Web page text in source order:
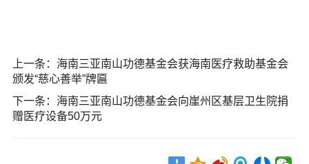
上一条： 海南三亚南山功德基金会获海南医疗救助基金会
颁发“慈心善举”牌匾
下一条： 海南三亚南山功德基金会向崖州区基层卫生院捐
赠医疗设备50万元